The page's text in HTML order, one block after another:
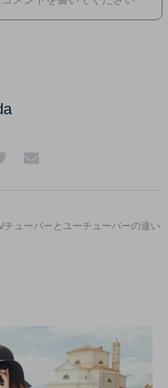
チューバーとユーチューバーの違い